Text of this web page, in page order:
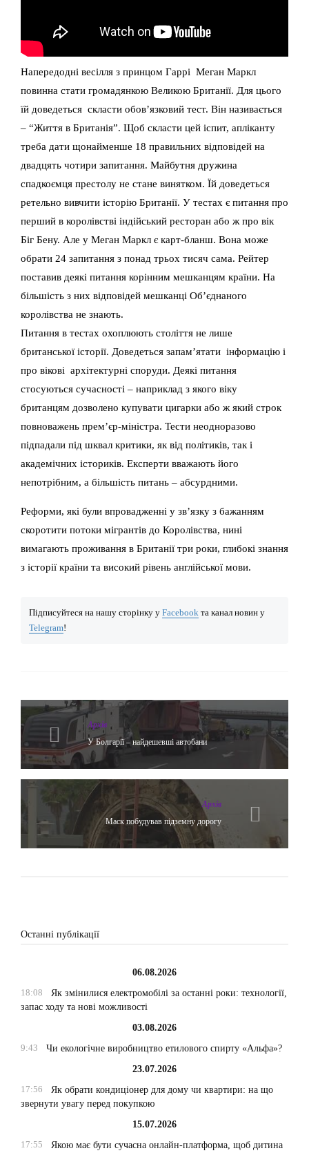
Напередодні весілля з принцом Гаррі Меган Маркл
повинна стати громадянкою Великою Британії. Для цього
їй доведеться скласти обов’язковий тест. Він називається
– “Життя в Британія”. Щоб скласти цей іспит, апліканту
треба дати щонайменше 18 правильних відповідей на
двадцять чотири запитання. Майбутня дружина
спадкоємця престолу не стане винятком. Їй доведеться
ретельно вивчити історію Британії. У тестах є питання про
перший в королівстві індійський ресторан або ж про вік
Біг Бену. Але у Меган Маркл є карт-бланш. Вона може
обрати 24 запитання з понад трьох тисяч сама. Рейтер
поставив деякі питання корінним мешканцям країни. На
більшість з них відповідей мешканці Об’єднаного
королівства не знають.
Питання в тестах охоплюють століття не лише
британської історії. Доведеться запам’ятати інформацію і
про вікові архітектурні споруди. Деякі питання
стосуються сучасності – наприклад з якого віку
британцям дозволено купувати цигарки або ж який строк
повноважень прем’єр-міністра. Тести неодноразово
підпадали під шквал критики, як від політиків, так і
академічних істориків. Експерти вважають його
непотрібним, а більшість питань – абсурдними.
Реформи, які були впровадженні у зв’язку з бажанням
скоротити потоки мігрантів до Королівства, нині
вимагають проживання в Британії три роки, глибокі знання
з історії країни та високий рівень англійської мови.
Підписуйтеся на нашу сторінку у Facebook та канал новин у
Telegram!
Архів
У Болгарії – найдешевші автобани
Архів
Маск побудував підземну дорогу
Останні публікації
06.08.2026
18:08
Як змінилися електромобілі за останні роки: технології,
запас ходу та нові можливості
03.08.2026
9:43
Чи екологічне виробництво етилового спирту «Альфа»?
23.07.2026
17:56
Як обрати кондиціонер для дому чи квартири: на що
звернути увагу перед покупкою
15.07.2026
17:55
Якою має бути сучасна онлайн-платформа, щоб дитина